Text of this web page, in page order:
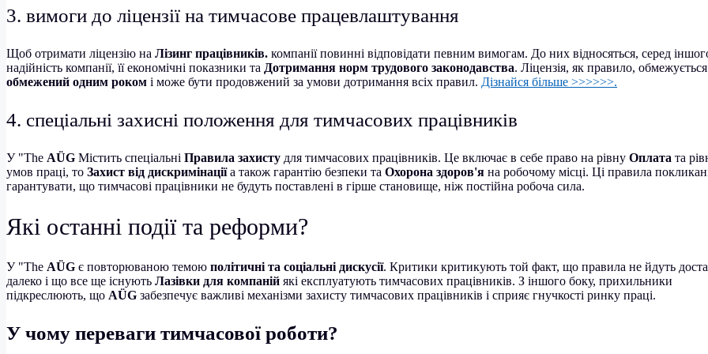
3. вимоги до ліцензії на тимчасове працевлаштування
Щоб отримати ліцензію на Лізинг працівників. компанії повинні відповідати певним вимогам. До них відносяться, серед
надійність компанії, її економічні показники та Дотримання норм трудового законодавства. Ліцензія, як правило, обмежується
обмежений одним роком і може бути продовжений за умови дотримання всіх правил. Дізнайся більше >>>>>>.
4. спеціальні захисні положення для тимчасових працівників
У "The AÜG Містить спеціальні Правила захисту для тимчасових працівників. Це включає в себе право на рівну Оплата та
умов праці, то Захист від дискримінаціїа також гарантію безпеки та Охорона здоров'я на робочому місці. Ці правила
гарантувати, що тимчасові працівники не будуть поставлені в гірше становище, ніж постійна робоча сила.
Які останні події та реформи?
У "The AÜG є повторюваною темою політичні та соціальні дискусії. Критики критикують той факт, що правила не йдуть
далеко і що все ще існують Лазівки для компаній які експлуатують тимчасових працівників. З іншого боку, прихильники
підкреслюють, що AÜG забезпечує важливі механізми захисту тимчасових працівників і сприяє гнучкості ринку праці.
У чому переваги тимчасової роботи?